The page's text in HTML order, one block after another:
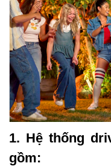
1. Hệ thống
gồm: